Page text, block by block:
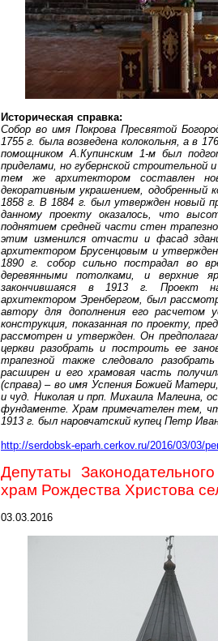
Историческая справка:
Собор во имя Покрова Пресвятой
1755 г. была возведена колокольня, а в
помощникомА.Купинским 1-м был
приделами, но губернской строительной
тем же архитектором составлен
декоративным украшением, одобренный
1858 г. В1884 г. был утвержден новый
данному проекту оказалось, что
поднятием средней части стен
этим изменился отчасти и фасад
архитекторомБрусенцовым и
1890 г. собор сильно пострадал во
деревянными потолками, и верхние
закончившаяся в1913 г. Проект на
архитекторомЭренбергом, был
автору для дополнения его расчетом
конструкция, показанная по проекту,
рассмотрен и утвержден. Он
церкви разобрать и построить ее
трапезной также следовало
расширен и его храмовая часть
(справа) – во имя Успения Божией
и чуд. Николая и прп. Михаила Малеина,
фундаменте. Храм примечателен тем,
1913 г. был наровчатский купец Петр
http://serdobsk-eparh.cerkov.ru/2016/03/03/
Депутаты
храм Рождества Христова
03.03.2016